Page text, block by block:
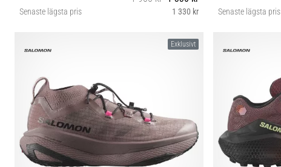
Senaste lägsta pris 1 330 kr
37⅓ 38 38⅔ 39⅓ 40 40⅔ 41⅓ 42 42⅔
Senaste lägsta pris
Exklusivt